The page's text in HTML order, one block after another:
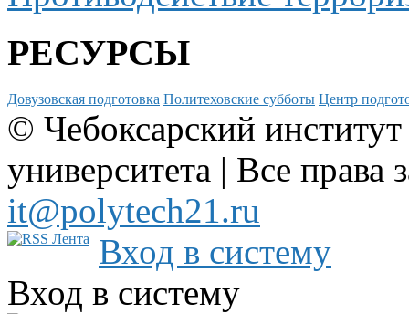
РЕСУРСЫ
Довузовская подготовка Политеховские субботы Центр
© Чебоксарский
университета | Все
it@polytech21.ru
Вход в систему
Вход в систему